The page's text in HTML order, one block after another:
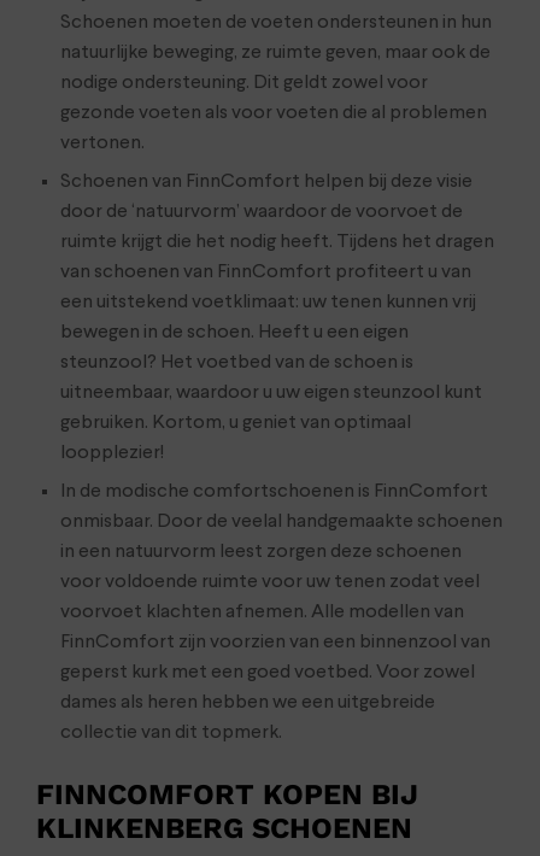
Schoenen moeten de voeten ondersteunen in hun
natuurlijke beweging, ze ruimte geven, maar ook de
nodige ondersteuning. Dit geldt zowel voor
gezonde voeten als voor voeten die al problemen
vertonen.
Schoenen van FinnComfort helpen bij deze visie
door de ‘natuurvorm’ waardoor de voorvoet de
ruimte krijgt die het nodig heeft. Tijdens het dragen
van schoenen van FinnComfort profiteert u van
een uitstekend voetklimaat: uw tenen kunnen vrij
bewegen in de schoen. Heeft u een eigen
steunzool? Het voetbed van de schoen is
uitneembaar, waardoor u uw eigen steunzool kunt
gebruiken. Kortom, u geniet van optimaal
loopplezier!
In de modische comfortschoenen is FinnComfort
onmisbaar. Door de veelal handgemaakte schoenen
in een natuurvorm leest zorgen deze schoenen
voor voldoende ruimte voor uw tenen zodat veel
voorvoet klachten afnemen. Alle modellen van
FinnComfort zijn voorzien van een binnenzool van
geperst kurk met een goed voetbed. Voor zowel
dames als heren hebben we een uitgebreide
collectie van dit topmerk.
FINNCOMFORT KOPEN BIJ
KLINKENBERG SCHOENEN